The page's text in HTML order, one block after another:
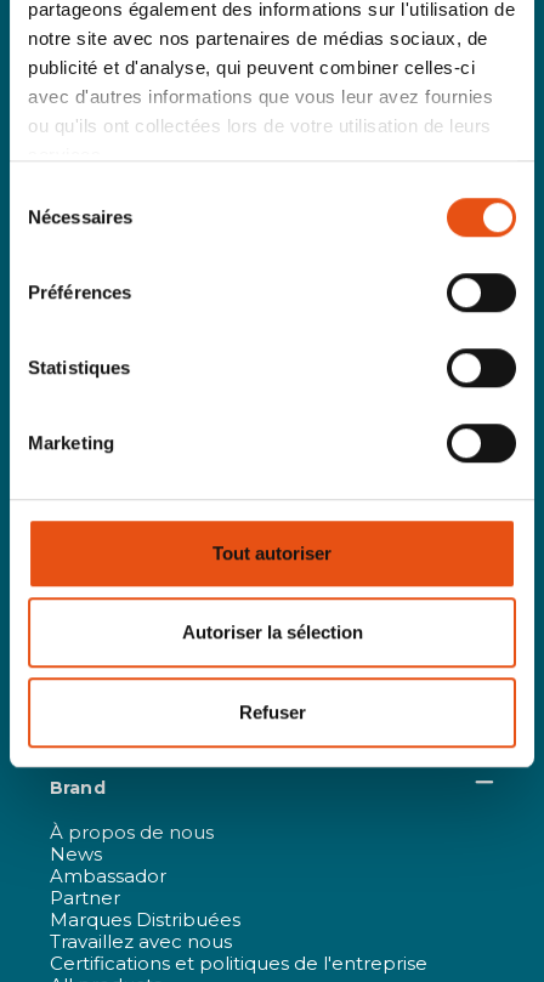
partageons également des informations sur l'utilisation de
notre site avec nos partenaires de médias sociaux, de
publicité et d'analyse, qui peuvent combiner celles-ci
avec d'autres informations que vous leur avez fournies
ou qu'ils ont collectées lors de votre utilisation de leurs
Nécessaires
Préférences
Statistiques
Marketing
Tout autoriser
Autoriser la sélection
Refuser
Homme
Pantalons
Vestes
Pantalons
Rainwear
Vestes
Tentes
Sacs de couchage&Accessoires
Accessoires
Bâtons
Brand
À propos de nous
News
Ambassador
Partner
Marques Distribuées
Travaillez avec nous
Certifications et politiques de l'entreprise